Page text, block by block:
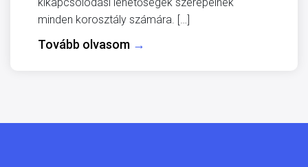
minden korosztály számára. […]
Tovább olvasom →